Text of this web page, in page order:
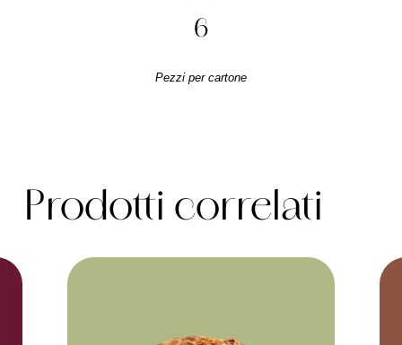
6
Pezzi per cartone
Prodotti correlati